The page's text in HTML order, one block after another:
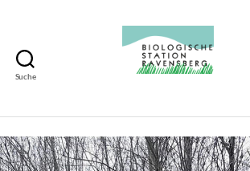
Suche
Ravensberg